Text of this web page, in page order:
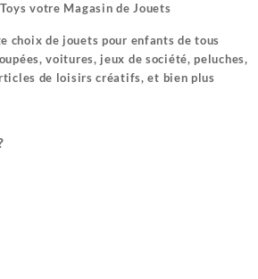
votre Magasin de Jouets
choix de jouets pour enfants de tous
voitures, jeux de société, peluches,
de loisirs créatifs, et bien plus